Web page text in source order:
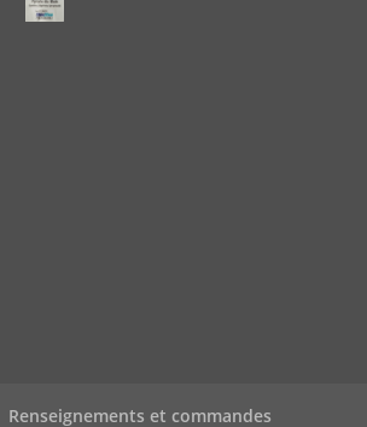
Renseignements et commandes